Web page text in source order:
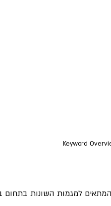
Keyword
למגמות השונות